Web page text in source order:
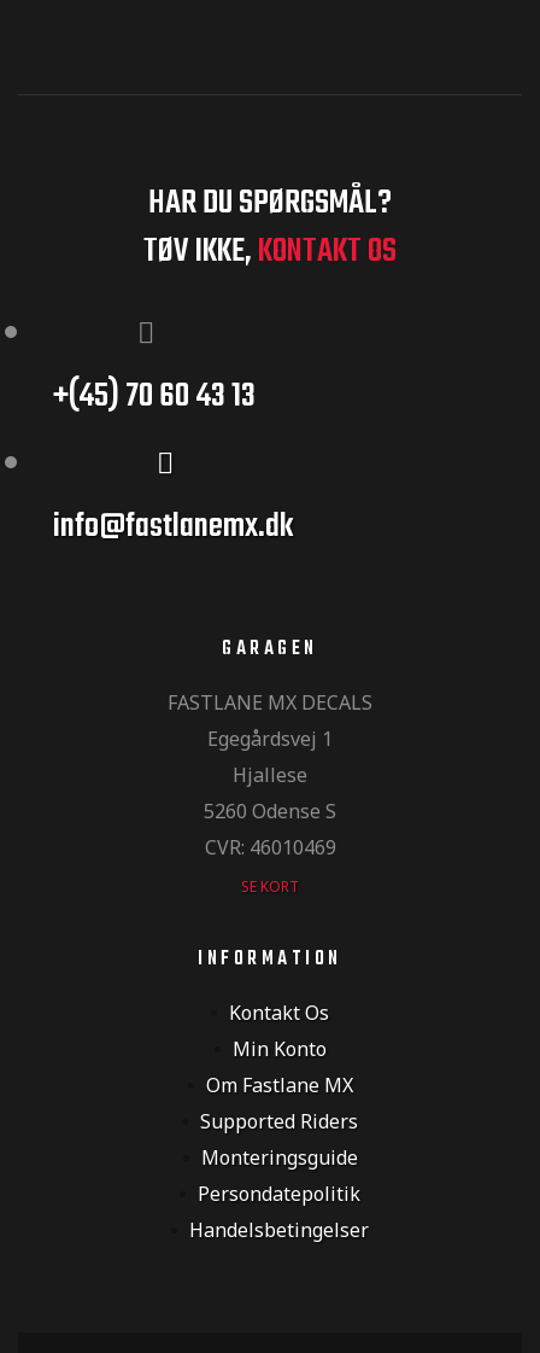
HAR DU SPØRGSMÅL?
TØV IKKE,KONTAKT OS
+(45) 70 60 43 13
info@fastlanemx.dk
GARAGEN
FASTLANE MX DECALS
Egegårdsvej 1
Hjallese
5260 Odense S
CVR: 46010469
SE KORT
INFORMATION
Kontakt Os
Min Konto
Om Fastlane MX
Supported Riders
Monteringsguide
Persondatepolitik
Handelsbetingelser